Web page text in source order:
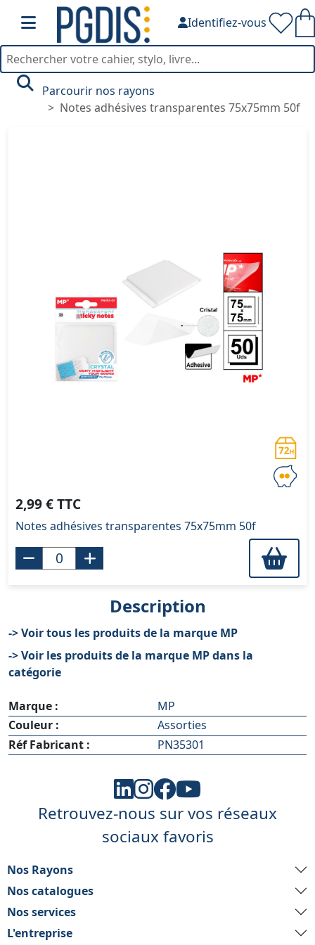
Identifiez-vous
Parcourir nos rayons
Notes adhésives transparentes 75x75mm 50f
2,99 € TTC
Notes adhésives transparentes 75x75mm 50f
Description
-> Voir tous les produits de la marque MP
-> Voir les produits de la marque MP dans la
catégorie
Marque :
MP
Couleur :
Assorties
Réf Fabricant :
PN35301
Retrouvez-nous sur vos réseaux
sociaux favoris
Nos Rayons
Nos catalogues
Nos services
L'entreprise